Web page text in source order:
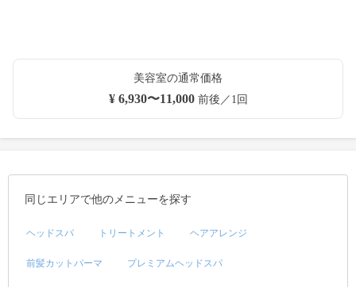
美容室の通常価格
¥ 6,930〜11,000前後／1回
同じエリアで他のメニューを探す
ヘッドスパ トリートメント ヘアアレンジ
前髪カットパーマ プレミアムヘッドスパ